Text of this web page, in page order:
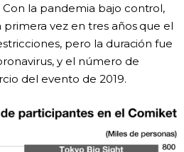
la pandemia bajo control,
vez en tres años que el
pero la duración fue
y el número de
del evento de 2019.